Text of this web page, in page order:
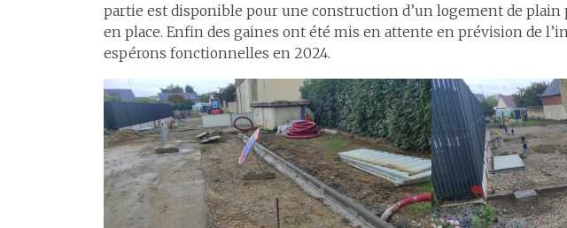
partie est disponible pour une construction d’un logement de
en place. Enfin des gaines ont été mis en attente en prévision de
espérons fonctionnelles en 2024.